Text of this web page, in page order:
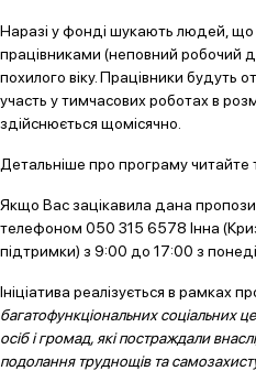
Наразі у фонді шукають людей,
працівниками (неповний робочий
похилого віку. Працівники будуть
участь у тимчасових роботах в
здійснюється щомісячно.
Детальніше про програму читайте
Якщо Вас зацікавила дана
телефоном 050 315 6578 Інна
підтримки) з 9:00 до 17:00 з
Ініціатива реалізується в рамках
багатофункціональних соціальних
осіб і громад, які постраждали
подолання труднощів та